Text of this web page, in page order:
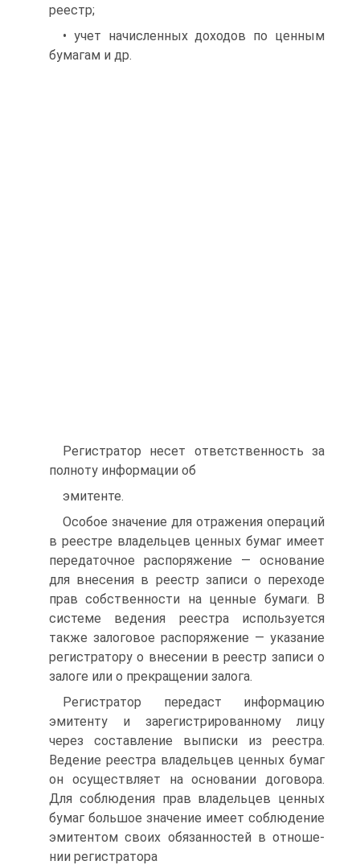
реестр;
• учет начисленных доходов по ценным
бумагам и др.
Регистратор несет ответственность за
полноту информации об
эмитенте.
Особое значение для отражения операций
в реестре владельцев ценных бумаг имеет
передаточное распоряжение — основание
для внесения в реестр записи о переходе
прав собственности на ценные бумаги. В
системе ведения реестра используется
также залоговое распоряжение — указание
регистратору о внесении в реестр записи о
залоге или о прекращении залога.
Регистратор передаст информацию
эмитенту и зарегистриро­ванному лицу
через составление выписки из реестра.
Ведение рее­стра владельцев ценных бумаг
он осуществляет на основании дого­вора.
Для соблюдения прав владельцев ценных
бумаг большое зна­чение имеет соблюдение
эмитентом своих обязанностей в отноше­
нии регистратора